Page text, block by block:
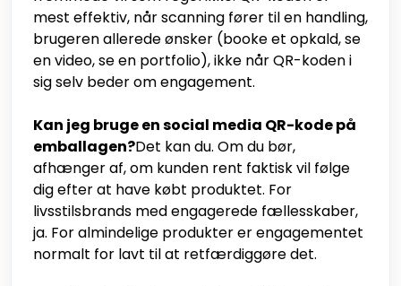
mest effektiv, når scanning fører til en handling,
brugeren allerede ønsker (booke et opkald, se
en video, se en portfolio), ikke når QR-koden i
sig selv beder om engagement.
Kan jeg bruge en social media QR-kode på
emballagen?Det kan du. Om du bør,
afhænger af, om kunden rent faktisk vil følge
dig efter at have købt produktet. For
livsstilsbrands med engagerede fællesskaber,
ja. For almindelige produkter er engagementet
normalt for lavt til at retfærdiggøre det.